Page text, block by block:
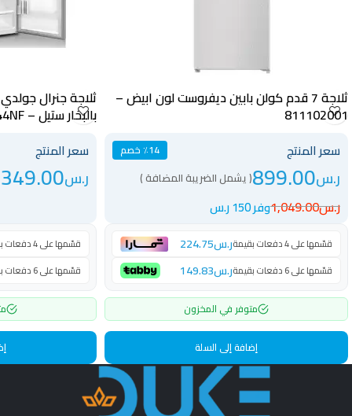
ثلاجة 7 قدم كولن بابين ديفروست لون ابيض –
811102001
سعر المنتج ٪14 خصم
ر.س899.00( يشمل الضريبة المضافة )
ر.س1,049.00وفر 150 ر.س
قسّمها على 4 دفعات بقيمة ر.س224.75
قسّمها على 6 دفعات بقيمة ر.س149.83
متوفر في المخزون
إضافة إلى السلة
بالبخار ستيل – GR344NF
سعر المنتج
ر.س
قسّمها على 4 دفعات بقيمة
قسّمها على 6 دفعات بقيمة